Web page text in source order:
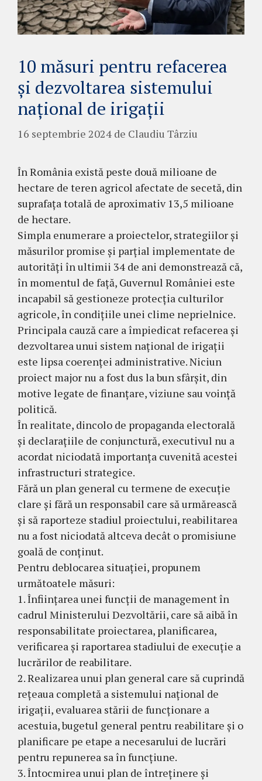
10 măsuri pentru refacerea
și dezvoltarea sistemului
național de irigații
16 septembrie 2024 de Claudiu Târziu
În România există peste două milioane de
hectare de teren agricol afectate de secetă, din
suprafața totală de aproximativ 13,5 milioane
de hectare.
Simpla enumerare a proiectelor, strategiilor și
măsurilor promise și parțial implementate de
autorități în ultimii 34 de ani demonstrează că,
în momentul de față, Guvernul României este
incapabil să gestioneze protecția culturilor
agricole, în condițiile unei clime neprielnice.
Principala cauză care a împiedicat refacerea și
dezvoltarea unui sistem național de irigații
este lipsa coerenței administrative. Niciun
proiect major nu a fost dus la bun sfârșit, din
motive legate de finanțare, viziune sau voință
politică.
În realitate, dincolo de propaganda electorală
și declarațiile de conjunctură, executivul nu a
acordat niciodată importanța cuvenită acestei
infrastructuri strategice.
Fără un plan general cu termene de execuție
clare și fără un responsabil care să urmărească
și să raporteze stadiul proiectului, reabilitarea
nu a fost niciodată altceva decât o promisiune
goală de conținut.
Pentru deblocarea situației, propunem
următoatele măsuri:
1. Înființarea unei funcții de management în
cadrul Ministerului Dezvoltării, care să aibă în
responsabilitate proiectarea, planificarea,
verificarea și raportarea stadiului de execuție a
lucrărilor de reabilitare.
2. Realizarea unui plan general care să cuprindă
rețeaua completă a sistemului național de
irigații, evaluarea stării de funcționare a
acestuia, bugetul general pentru reabilitare și o
planificare pe etape a necesarului de lucrări
pentru repunerea sa în funcțiune.
3. Întocmirea unui plan de întreținere și